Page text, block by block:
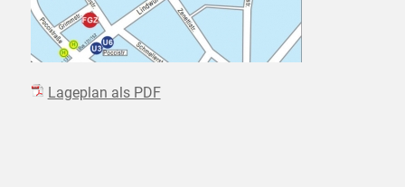
Lageplan als PDF